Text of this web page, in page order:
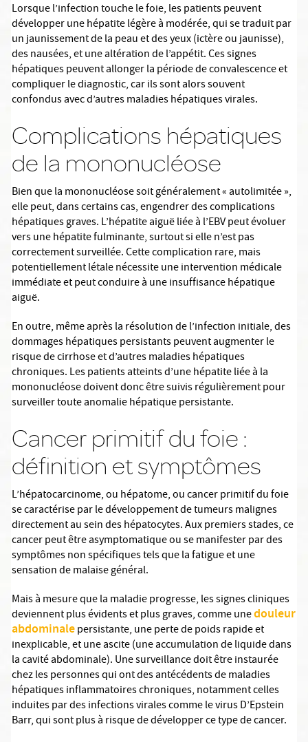
Lorsque l’infection touche le foie, les patients peuvent
développer une hépatite légère à modérée, qui se traduit par
un jaunissement de la peau et des yeux (ictère ou jaunisse),
des nausées, et une altération de l’appétit. Ces signes
hépatiques peuvent allonger la période de convalescence et
compliquer le diagnostic, car ils sont alors souvent
confondus avec d’autres maladies hépatiques virales.
Complications hépatiques
de la mononucléose
Bien que la mononucléose soit généralement « autolimitée »,
elle peut, dans certains cas, engendrer des complications
hépatiques graves. L’hépatite aiguë liée à l’EBV peut évoluer
vers une hépatite fulminante, surtout si elle n’est pas
correctement surveillée. Cette complication rare, mais
potentiellement létale nécessite une intervention médicale
immédiate et peut conduire à une insuffisance hépatique
aiguë.
En outre, même après la résolution de l’infection initiale, des
dommages hépatiques persistants peuvent augmenter le
risque de cirrhose et d’autres maladies hépatiques
chroniques. Les patients atteints d’une hépatite liée à la
mononucléose doivent donc être suivis régulièrement pour
surveiller toute anomalie hépatique persistante.
Cancer primitif du foie :
définition et symptômes
L’hépatocarcinome, ou hépatome, ou cancer primitif du foie
se caractérise par le développement de tumeurs malignes
directement au sein des hépatocytes. Aux premiers stades, ce
cancer peut être asymptomatique ou se manifester par des
symptômes non spécifiques tels que la fatigue et une
sensation de malaise général.
Mais à mesure que la maladie progresse, les signes cliniques
deviennent plus évidents et plus graves, comme unedouleur
abdominalepersistante, une perte de poids rapide et
inexplicable, et une ascite (une accumulation de liquide dans
la cavité abdominale). Une surveillance doit être instaurée
chez les personnes qui ont des antécédents de maladies
hépatiques inflammatoires chroniques, notamment celles
induites par des infections virales comme le virus D’Epstein
Barr, qui sont plus à risque de développer ce type de cancer.